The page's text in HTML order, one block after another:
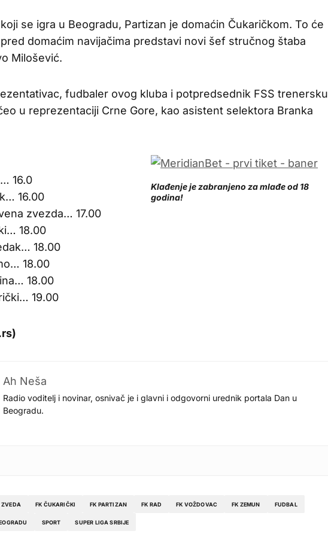
se igra u Beogradu, Partizan je domaćin Čukaričkom. To će
domaćim navijačima predstavi novi šef stručnog štaba
Milošević.
fudbaler ovog kluba i potpredsednik FSS trenersku
u reprezentaciji Crne Gore, kao asistent selektora Branka
Klađenje je zabranjeno za mlađe od 18
godina!
16.0
16.00
zvezda… 17.00
18.00
18.00
18.00
18.00
19.00
Ah Neša
Radio voditelj i novinar, osnivač je i glavni i odgovorni urednik portala Dan u
Beogradu.
ZVEDA FK ČUKARIČKI FK PARTIZAN FK RAD FK VOŽDOVAC FK ZEMUN FUDBAL
SPORT SUPER LIGA SRBIJE